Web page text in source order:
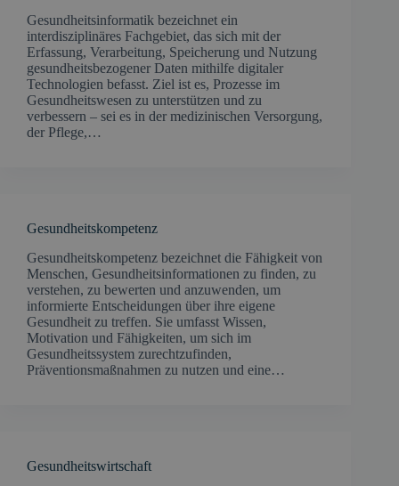
Gesundheitsinformatik bezeichnet ein
interdisziplinäres Fachgebiet, das sich mit der
Erfassung, Verarbeitung, Speicherung und Nutzung
gesundheitsbezogener Daten mithilfe digitaler
Technologien befasst. Ziel ist es, Prozesse im
Gesundheitswesen zu unterstützen und zu
verbessern – sei es in der medizinischen Versorgung,
der Pflege,…
Gesundheitskompetenz
Gesundheitskompetenz bezeichnet die Fähigkeit von
Menschen, Gesundheitsinformationen zu finden, zu
verstehen, zu bewerten und anzuwenden, um
informierte Entscheidungen über ihre eigene
Gesundheit zu treffen. Sie umfasst Wissen,
Motivation und Fähigkeiten, um sich im
Gesundheitssystem zurechtzufinden,
Präventionsmaßnahmen zu nutzen und eine…
Gesundheitswirtschaft